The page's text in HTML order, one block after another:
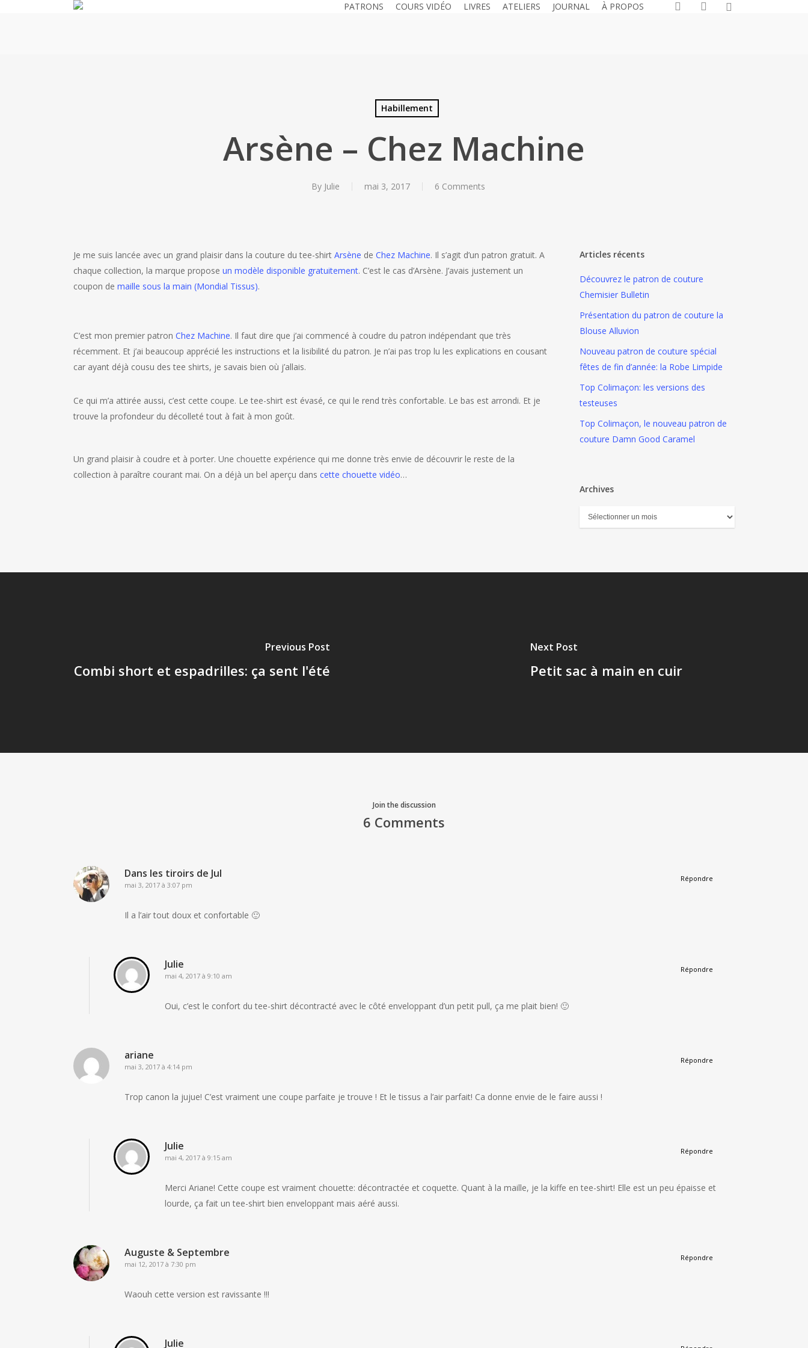
PATRONS COURS VIDÉO LIVRES ATELIERS JOURNAL À PROPOS search account
Habillement
Arsène – Chez Machine
By Julie mai 3, 2017 6 Comments
Je me suis lancée avec un grand plaisir dans la couture du tee-shirt Arsène de Chez Machine. Il s’agit d’un patron gratuit. A
chaque collection, la marque propose un modèle disponible gratuitement. C’est le cas d’Arsène. J’avais justement un
coupon de maille sous la main (Mondial Tissus).
C’est mon premier patron Chez Machine. Il faut dire que j’ai commencé à coudre du patron indépendant que très
récemment. Et j’ai beaucoup apprécié les instructions et la lisibilité du patron. Je n’ai pas trop lu les explications en cousant
car ayant déjà cousu des tee shirts, je savais bien où j’allais.
Ce qui m’a attirée aussi, c’est cette coupe. Le tee-shirt est évasé, ce qui le rend très confortable. Le bas est arrondi. Et je
trouve la profondeur du décolleté tout à fait à mon goût.
Un grand plaisir à coudre et à porter. Une chouette expérience qui me donne très envie de découvrir le reste de la
collection à paraître courant mai. On a déjà un bel aperçu dans cette chouette vidéo…
Articles récents
Découvrez le patron de couture
Chemisier Bulletin
Présentation du patron de couture la
Blouse Alluvion
Nouveau patron de couture spécial
fêtes de fin d’année: la Robe Limpide
Top Colimaçon: les versions des
testeuses
Top Colimaçon, le nouveau patron de
couture Damn Good Caramel
Archives
Archives
Previous Post
Combi short et espadrilles: ça sent l'été
Next Post
Petit sac à main en cuir
Join the discussion
6 Comments
Dans les tiroirs de Jul
mai 3, 2017 à 3:07 pm
Il a l’air tout doux et confortable 🙂
Répondre
Julie
mai 4, 2017 à 9:10 am
Oui, c’est le confort du tee-shirt décontracté avec le côté enveloppant d’un petit pull, ça me plait bien! 🙂
Répondre
ariane
mai 3, 2017 à 4:14 pm
Trop canon la jujue! C’est vraiment une coupe parfaite je trouve ! Et le tissus a l’air parfait! Ca donne envie de le faire aussi !
Répondre
Julie
mai 4, 2017 à 9:15 am
Merci Ariane! Cette coupe est vraiment chouette: décontractée et coquette. Quant à la maille, je la kiffe en tee-shirt! Elle est un peu épaisse et
lourde, ça fait un tee-shirt bien enveloppant mais aéré aussi.
Répondre
Auguste & Septembre
mai 12, 2017 à 7:30 pm
Waouh cette version est ravissante !!!
Répondre
Julie